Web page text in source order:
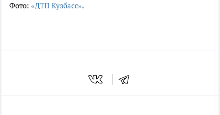
Фото: «ДТП Кузбасс».